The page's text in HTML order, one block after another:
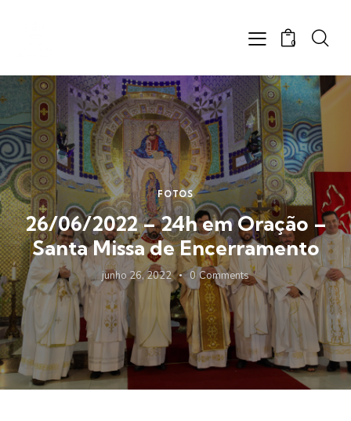
0
FOTOS
26/06/2022 – 24h em Oração –
Santa Missa de Encerramento
junho 26, 2022 0 Comments